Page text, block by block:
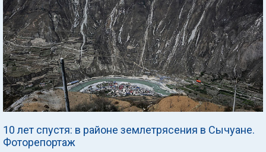
10 лет спустя: в районе землетрясения в Сычуане.
Фоторепортаж